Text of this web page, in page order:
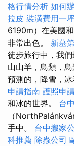
格行情分析 如何
拉皮 裝潢費用一
6190m）在美國
非常出色。 新墓
徒步旅行中，我
山山羊，鳥類，
預測的，降雪，
申請指南 護照申
和冰的世界。 台
（
手中。 台中搬家
科推薦 除蟲公司